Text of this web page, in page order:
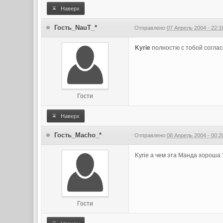
Наверх
Гость_NauT_* Отправлено07 Апрель 2004 -
Гости
Kyrie полностю с тобой
Наверх
Гость_Macho_* Отправлено08 Апрель 2004 -
Гости
Kyrie а чем эта Манда хороша